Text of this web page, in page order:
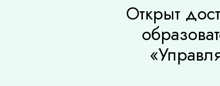
Открыт